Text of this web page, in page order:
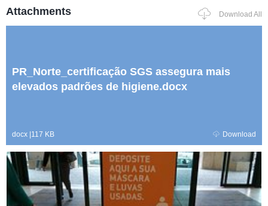
Attachments Download All
PR_Norte_certificação SGS assegura mais
elevados padrões de higiene.docx
docx 117 KB Download